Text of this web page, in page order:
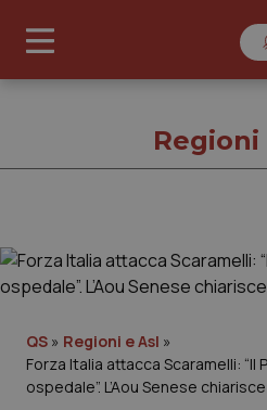
Governo e Parlamento
Regioni
QS » Regioni e Asl »
Forza Italia attacca Scaramelli: “Il
ospedale”. L’Aou Senese chiarisce